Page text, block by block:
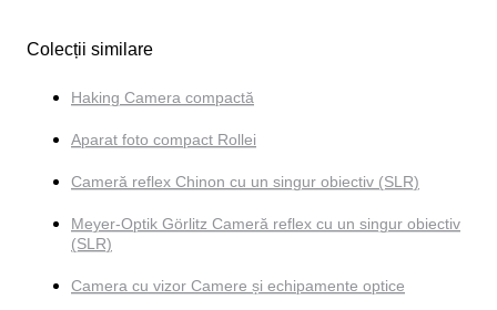
Colecții similare
Haking Camera compactă
Aparat foto compact Rollei
Cameră reflex Chinon cu un singur obiectiv (SLR)
Meyer-Optik Görlitz Cameră reflex cu un singur obiectiv
(SLR)
Camera cu vizor Camere și echipamente optice